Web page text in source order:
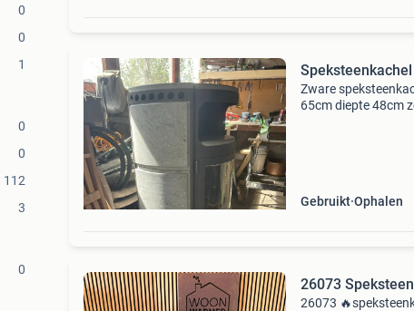
0
0
1
0
0
112
3
0
Zware
65cm diepte 48cm
Gebruikt Ophalen
26073
26073